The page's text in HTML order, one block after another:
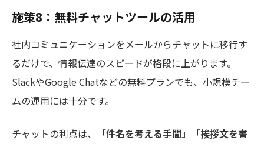
施策8：無料チャットツールの活用
社内コミュニケーションをメールからチャットに移行す
るだけで、情報伝達のスピードが格段に上がります。
SlackやGoogle Chatなどの無料プランでも、小規模チー
ムの運用には十分です。
チャットの利点は、
「件名を考える手間」「挨拶文を書